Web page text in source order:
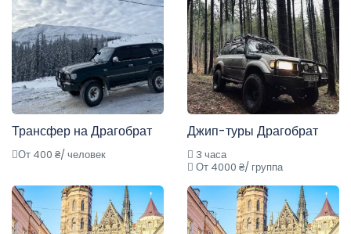
Трансфер на Драгобрат
От 400 ₴/ человек
Джип-туры Драгобрат
3 часа
От 4000 ₴/ группа